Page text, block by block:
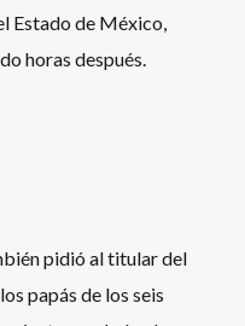
Estado de México,
horas después.
pidió al titular del
papás de los seis